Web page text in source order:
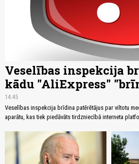
Veselības inspekcija
kādu "AliExpress"
14:45
Veselības inspekcija brīdina patērētājus par viltotu
aparātu, kas tiek piedāvāts tirdzniecībā interneta